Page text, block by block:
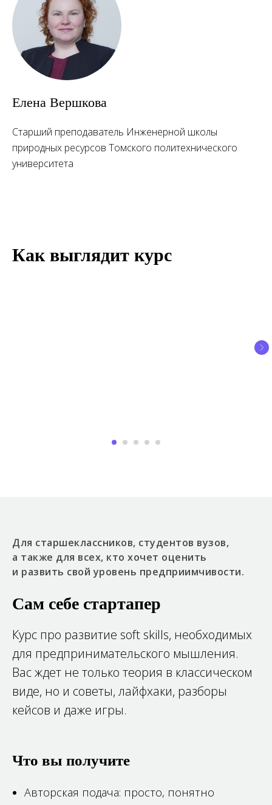
Елена Вершкова
Старший преподаватель Инженерной школы
природных ресурсов Томского политехнического
университета
Как выглядит курс
Для старшеклассников, студентов вузов,
а также для всех, кто хочет оценить
и развить свой уровень предприимчивости.
Сам себе стартапер
Курс про развитие soft skills, необходимых
для предпринимательского мышления.
Вас ждет не только теория в классическом
виде, но и советы, лайфхаки, разборы
кейсов и даже игры.
Что вы получите
Авторская подача: просто, понятно